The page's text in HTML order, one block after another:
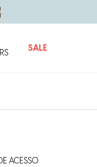
SALE
ACESSO